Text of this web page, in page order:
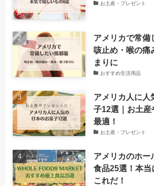
お土産・プレゼント
アメリカで常備
咳止め・喉の痛
まりに
おすすめ生活用品
アメリカ人に人
子12選｜お土産
最適！
お土産・プレゼント
アメリカのホー
食品25選！本当
これだ！